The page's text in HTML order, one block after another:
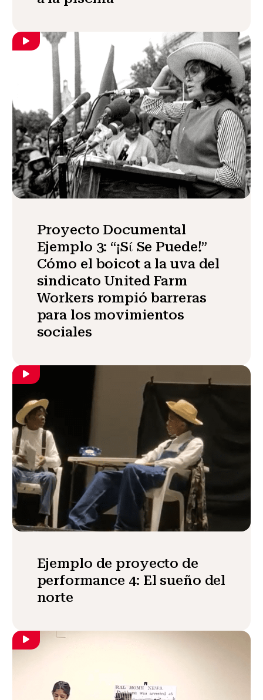
Proyecto Documental
Ejemplo 3: “¡Sί Se Puede!”
Cómo el boicot a la uva del
sindicato United Farm
Workers rompió barreras
para los movimientos
sociales
Ejemplo de proyecto de
performance 4: El sueño del
norte